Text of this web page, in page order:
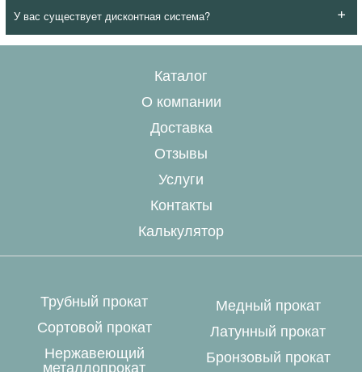
+
У вас существует дисконтная система?
Каталог
О компании
Доставка
Отзывы
Услуги
Контакты
Калькулятор
Трубный прокат
Сортовой прокат
Нержавеющий
металлопрокат
Медный прокат
Латунный прокат
Бронзовый прокат